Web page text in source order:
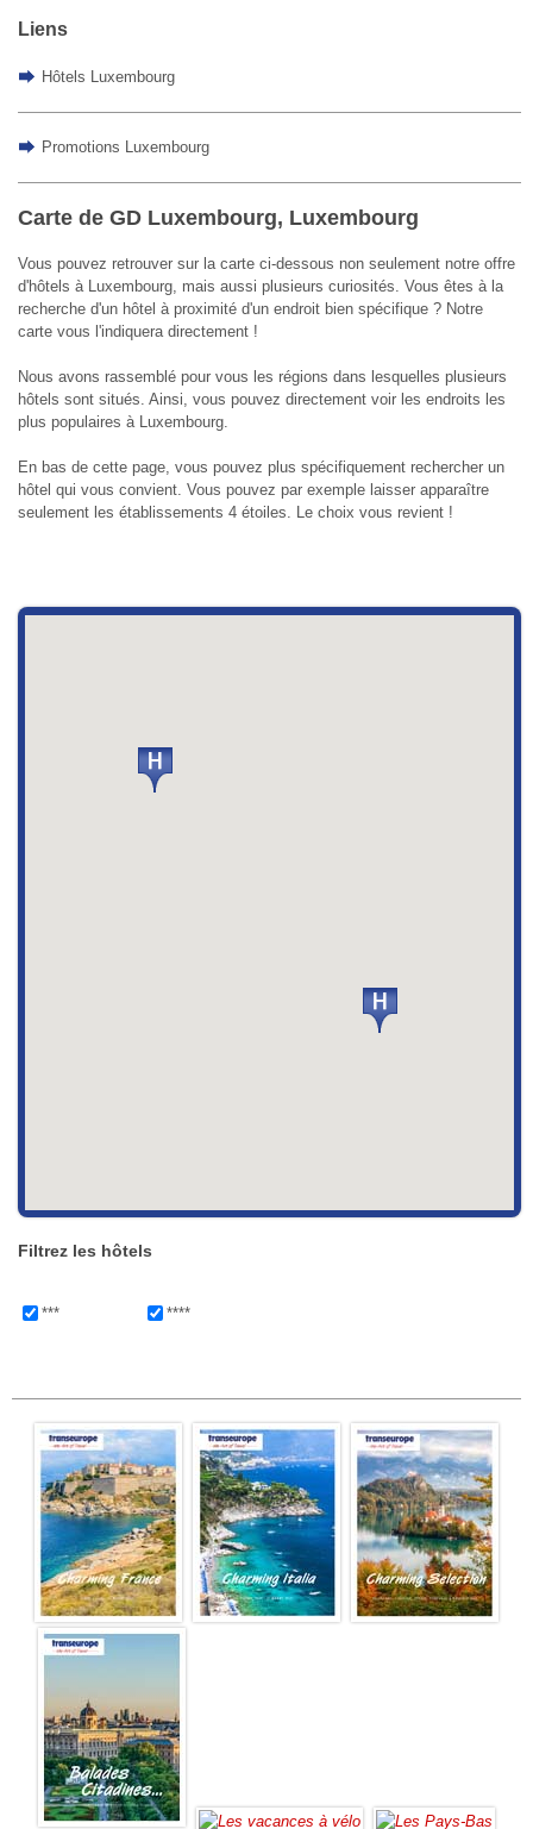
Liens
Hôtels Luxembourg
Promotions Luxembourg
Carte de GD Luxembourg, Luxembourg
Vous pouvez retrouver sur la carte ci-dessous non seulement notre offre
d'hôtels à Luxembourg, mais aussi plusieurs curiosités. Vous êtes à la
recherche d'un hôtel à proximité d'un endroit bien spécifique ? Notre
carte vous l'indiquera directement !
Nous avons rassemblé pour vous les régions dans lesquelles plusieurs
hôtels sont situés. Ainsi, vous pouvez directement voir les endroits les
plus populaires à Luxembourg.
En bas de cette page, vous pouvez plus spécifiquement rechercher un
hôtel qui vous convient. Vous pouvez par exemple laisser apparaître
seulement les établissements 4 étoiles. Le choix vous revient !
Filtrez les hôtels
*** ****